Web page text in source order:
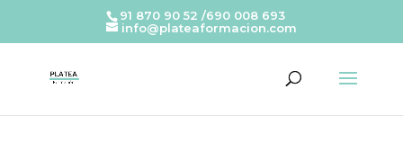
91 870 90 52 /690 008 693
info@plateaformacion.com